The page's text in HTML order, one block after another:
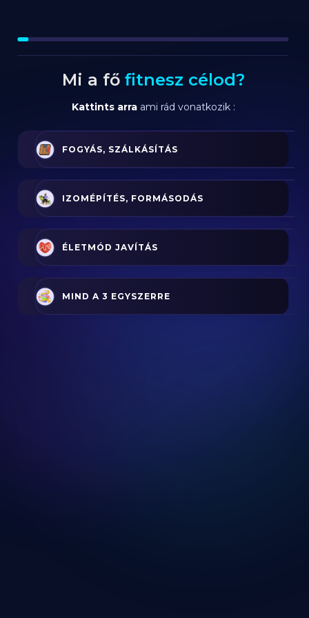
Mi a fő fitnesz célod?
Kattints arraami rád vonatkozik :
FOGYÁS, SZÁLKÁSÍTÁS
IZOMÉPÍTÉS, FORMÁSODÁS
ÉLETMÓD JAVÍTÁS
MIND A 3 EGYSZERRE